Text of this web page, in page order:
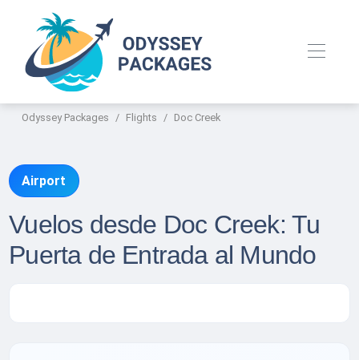
Odyssey Packages Flights Doc Creek
Airport
Vuelos desde Doc Creek: Tu
Puerta de Entrada al Mundo